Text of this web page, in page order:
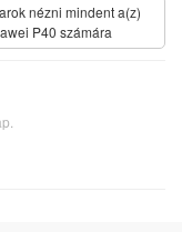
nézni mindent a(z)
P40 számára